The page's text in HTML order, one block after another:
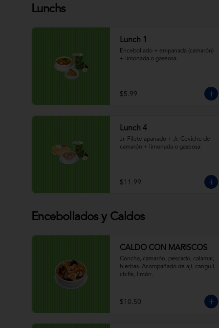
Lunchs
Lunch 1
Encebollado + empanada (camarón)
+ limonada o gaseosa
$5.99
Lunch 4
Jr. Filete apanado + Jr. Ceviche de
camarón + limonada o gaseosa
$11.99
Encebollados y Caldos
CALDO CON MARISCOS
Concha, camarón, pescado, calamar,
hierbas. Acompañado de ají, canguil,
chifle, limón.
$10.50